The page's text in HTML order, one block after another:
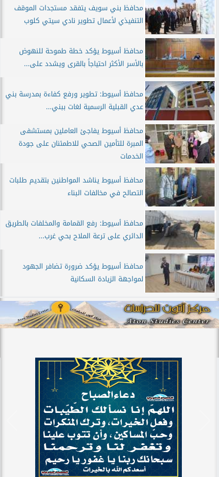
محافظ بني سويف يتفقد مستجدات الموقف
التنفيذي لأعمال تطوير نادي سيتي كلوب
محافظ أسيوط يؤكد خطة طموحة للنهوض
بالأسر الأكثر احتياجاً بالقرى ويشدد على...
محافظ أسيوط: تطوير ورفع كفاءة بمدرسة بني
عدي القبلية الرسمية لغات ببني...
محافظ أسيوط يفاجئ العاملين بمستشفى
المبرة للتأمين الصحي للاطمئنان على جودة
الخدمات
محافظ أسيوط يناشد المواطنين بتقديم طلبات
التصالح في مخالفات البناء
محافظ أسيوط: رفع القمامة والمخلفات بالطريق
الدائري على ترعة الملاح بحي غرب...
محافظ أسيوط يؤكد ضرورة تضافر الجهود
لمواجهة الزيادة السكانية